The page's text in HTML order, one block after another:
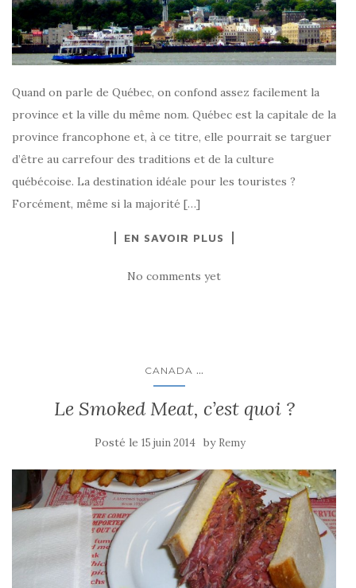
Quand on parle de Québec, on confond assez facilement la
province et la ville du même nom. Québec est la capitale de la
province francophone et, à ce titre, elle pourrait se targuer
d’être au carrefour des traditions et de la culture
québécoise. La destination idéale pour les touristes ?
Forcément, même si la majorité […]
EN SAVOIR PLUS
No comments yet
CANADA ...
Le Smoked Meat, c’est quoi ?
Posté le 15 juin 2014 by Remy